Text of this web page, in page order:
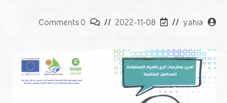
yahia
2022-11-08
0 Comments